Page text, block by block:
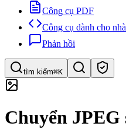
Công cụ PDF
Công cụ dành cho
Phản hồi
tìm kiếm⌘K
Tìm kiếm nhanh công cụ
Chuyển JPEG